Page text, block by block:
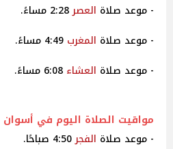
- موعد صلاة العصر2:28 مساءً.
- موعد صلاة المغرب
- موعد صلاة العشاء
مواقيت الصلاة اليوم في أسوان
- موعد صلاة الفجر4:50 صباحًا.